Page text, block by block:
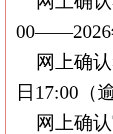
00——2026
网上确认
日17:00（
网上确认